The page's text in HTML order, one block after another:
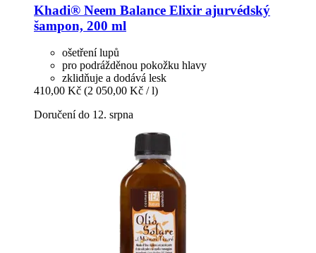
Khadi® Neem Balance Elixir ajurvédský
šampon, 200 ml
ošetření lupů
pro podrážděnou pokožku hlavy
zklidňuje a dodává lesk
410,00 Kč (2 050,00 Kč / l)
Doručení do 12. srpna